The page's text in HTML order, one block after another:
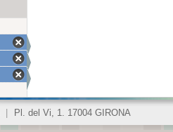
Pl. del Vi, 1. 17004 GIRONA